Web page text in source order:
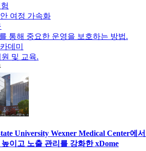
여정 가속화
통해 중요한 운영을 보호하는 방법.
데미
및 교육.
University Wexner Medical Center에
이고 노출 관리를 강화한 xDome